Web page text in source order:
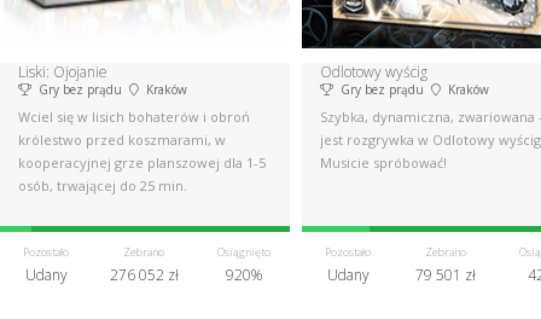
Liski: Ojojanie
Gry bez prądu Kraków
Wciel się w lisich bohaterów i obroń
królestwo przed koszmarami, w
kooperacyjnej grze planszowej dla 1-5
osób, trwającej do 25 min.
Pozostało
Udany
Zebrano
276 052 zł
Osiągnięto
920%
Odlotowy wyścig
Gry bez prądu Kraków
Szybka, dynamiczna, zwariowana
jest rozgrywka w Odlotowy
Musicie spróbować!
Pozostało
Udany
Zebrano
79 501 zł